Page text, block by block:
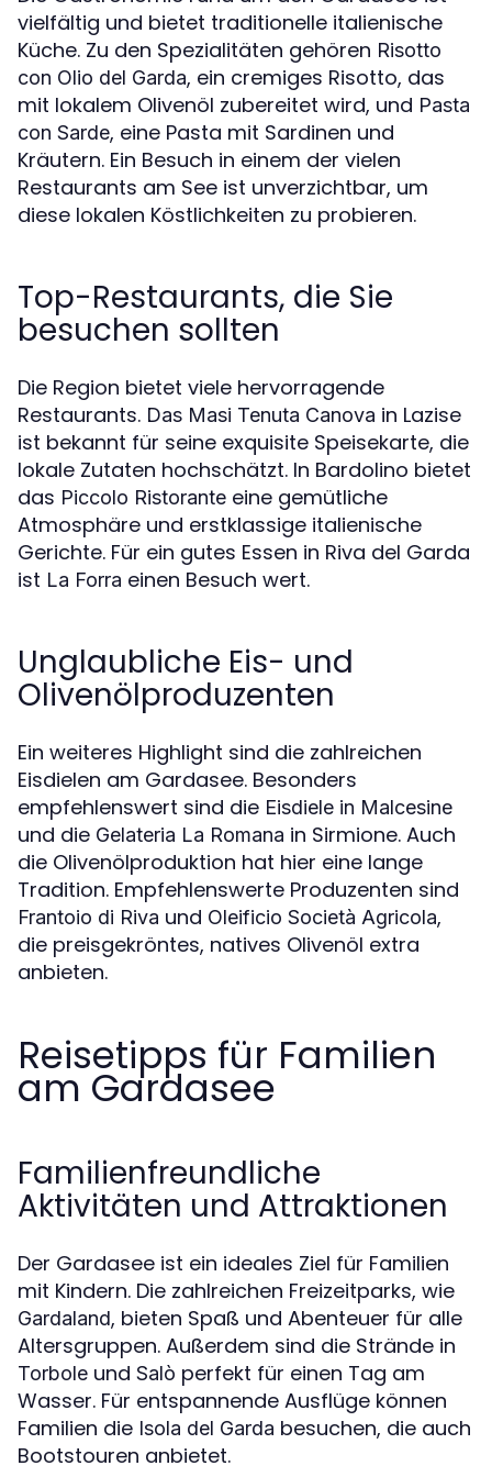
vielfältig und bietet traditionelle italienische
Küche. Zu den Spezialitäten gehören Risotto
con Olio del Garda, ein cremiges Risotto, das
mit lokalem Olivenöl zubereitet wird, und Pasta
con Sarde, eine Pasta mit Sardinen und
Kräutern. Ein Besuch in einem der vielen
Restaurants am See ist unverzichtbar, um
diese lokalen Köstlichkeiten zu probieren.
Top-Restaurants, die Sie
besuchen sollten
Die Region bietet viele hervorragende
Restaurants. Das Masi Tenuta Canova in Lazise
ist bekannt für seine exquisite Speisekarte, die
lokale Zutaten hochschätzt. In Bardolino bietet
das Piccolo Ristorante eine gemütliche
Atmosphäre und erstklassige italienische
Gerichte. Für ein gutes Essen in Riva del Garda
ist La Forra einen Besuch wert.
Unglaubliche Eis- und
Olivenölproduzenten
Ein weiteres Highlight sind die zahlreichen
Eisdielen am Gardasee. Besonders
empfehlenswert sind die Eisdiele in Malcesine
und die Gelateria La Romana in Sirmione. Auch
die Olivenölproduktion hat hier eine lange
Tradition. Empfehlenswerte Produzenten sind
Frantoio di Riva und Oleificio Società Agricola,
die preisgekröntes, natives Olivenöl extra
anbieten.
Reisetipps für Familien
am Gardasee
Familienfreundliche
Aktivitäten und Attraktionen
Der Gardasee ist ein ideales Ziel für Familien
mit Kindern. Die zahlreichen Freizeitparks, wie
Gardaland, bieten Spaß und Abenteuer für alle
Altersgruppen. Außerdem sind die Strände in
Torbole und Salò perfekt für einen Tag am
Wasser. Für entspannende Ausflüge können
Familien die Isola del Garda besuchen, die auch
Bootstouren anbietet.